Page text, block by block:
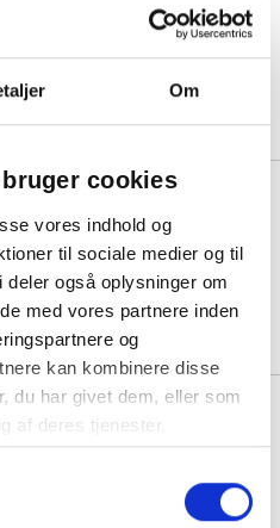
Om
cookies
vores indhold og
til sociale medier og til
også oplysninger om
med vores partnere inden
og
kan kombinere disse
du har givet dem, eller som
af deres tjenester.
til kun:
Power
clear
klar
á 177,81
til kun: 140,31
Ultra